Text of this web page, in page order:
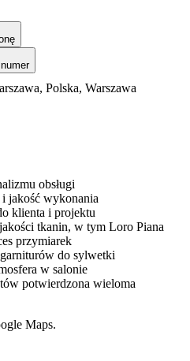
Polska, Warszawa
obsługi
i jakość wykonania
klienta i projektu
tkanin, w tym Loro Piana
przymiarek
do sylwetki
w salonie
potwierdzona wieloma
Maps.